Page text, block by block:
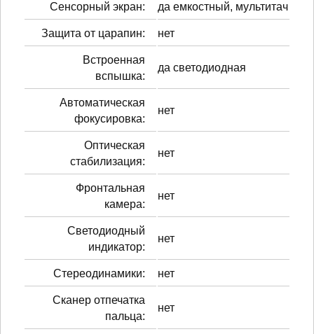
Сенсорный экран: да емкостный, мультитач
Защита от царапин: нет
Встроенная
вспышка:
да светодиодная
Автоматическая
фокусировка:
нет
Оптическая
стабилизация:
нет
Фронтальная
камера:
нет
Светодиодный
индикатор:
нет
Стереодинамики: нет
Сканер отпечатка
пальца:
нет